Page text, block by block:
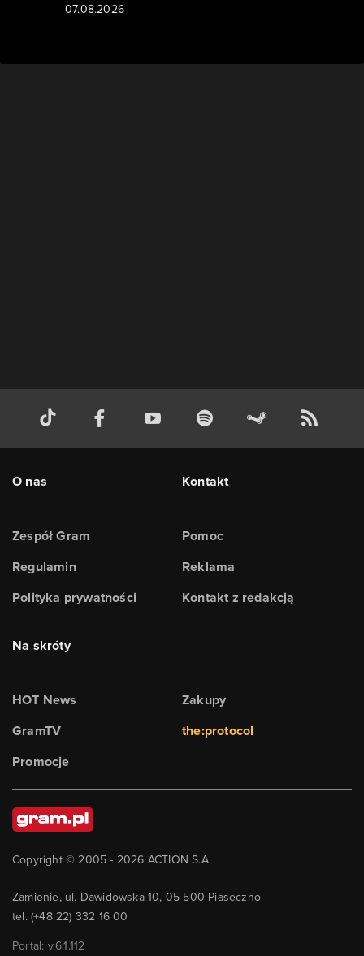
07.08.2026
O nas
Zespół Gram
Regulamin
Polityka prywatności
Kontakt
Pomoc
Reklama
Kontakt z redakcją
Na skróty
HOT News
GramTV
Promocje
Zakupy
the:protocol
Copyright © 2005 - 2026 ACTION S.A.
Zamienie, ul. Dawidowska 10, 05-500 Piaseczno
tel. (+48 22) 332 16 00
Portal: v.6.1.112